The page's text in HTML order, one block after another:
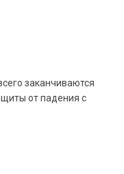
заканчиваются
от падения с